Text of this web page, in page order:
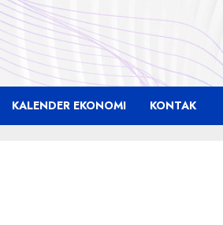
KALENDER EKONOMI KONTAK